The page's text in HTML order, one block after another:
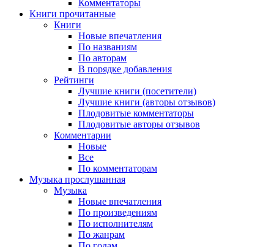
Комментаторы
Книги прочитанные
Книги
Новые впечатления
По названиям
По авторам
В порядке добавления
Рейтинги
Лучшие книги (посетители)
Лучшие книги (авторы отзывов)
Плодовитые комментаторы
Плодовитые авторы отзывов
Комментарии
Новые
Все
По комментаторам
Музыка прослушанная
Музыка
Новые впечатления
По произведениям
По исполнителям
По жанрам